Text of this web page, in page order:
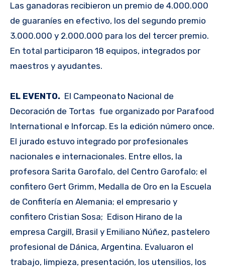
Las ganadoras recibieron un premio de 4.000.000
de guaraníes en efectivo, los del segundo premio
3.000.000 y 2.000.000 para los del tercer premio.
En total participaron 18 equipos, integrados por
maestros y ayudantes.
EL EVENTO. El Campeonato Nacional de
Decoración de Tortas fue organizado por Parafood
International e Inforcap. Es la edición número once.
El jurado estuvo integrado por profesionales
nacionales e internacionales. Entre ellos, la
profesora Sarita Garofalo, del Centro Garofalo; el
confitero Gert Grimm, Medalla de Oro en la Escuela
de Confitería en Alemania; el empresario y
confitero Cristian Sosa; Edison Hirano de la
empresa Cargill, Brasil y Emiliano Núñez, pastelero
profesional de Dánica, Argentina. Evaluaron el
trabajo, limpieza, presentación, los utensilios, los